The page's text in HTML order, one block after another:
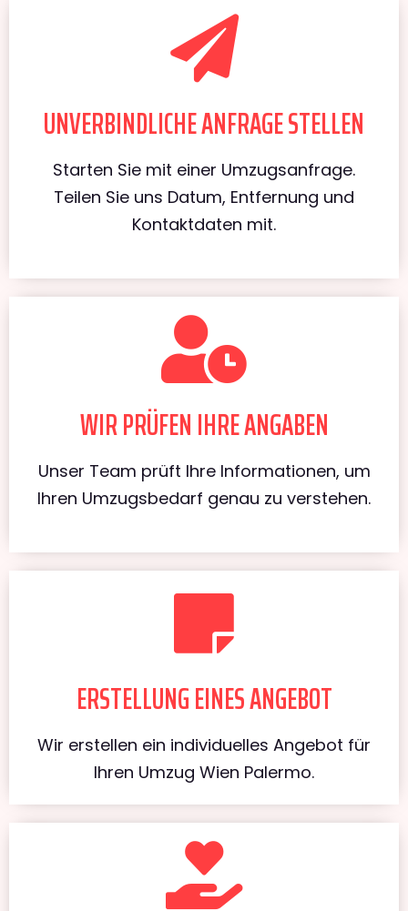
UNVERBINDLICHE ANFRAGE STELLEN
Starten Sie mit einer Umzugsanfrage.
Teilen Sie uns Datum, Entfernung und
Kontaktdaten mit.
WIR PRÜFEN IHRE ANGABEN
Unser Team prüft Ihre Informationen, um
Ihren Umzugsbedarf genau zu verstehen.
ERSTELLUNG EINES ANGEBOT
Wir erstellen ein individuelles Angebot für
Ihren Umzug Wien Palermo.